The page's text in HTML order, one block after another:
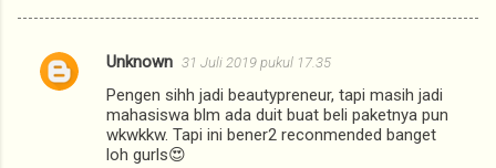
K
Unknown 31 Juli 2019 pukul 17.35
Pengen sihh jadi beautypreneur, tapi masih jadi
mahasiswa blm ada duit buat beli paketnya pun
wkwkkw. Tapi ini bener2 reconmended banget
loh gurls😍